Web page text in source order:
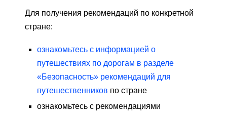
Для получения рекомендаций по конкретной
стране:
ознакомьтесь с информацией о
путешествиях по дорогам в разделе
«Безопасность» рекомендаций для
путешественников по стране
ознакомьтесь с рекомендациями